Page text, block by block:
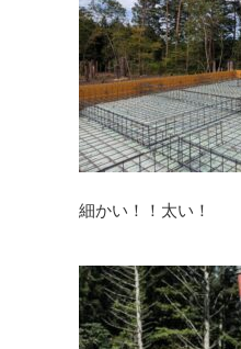
細かい！！太い！